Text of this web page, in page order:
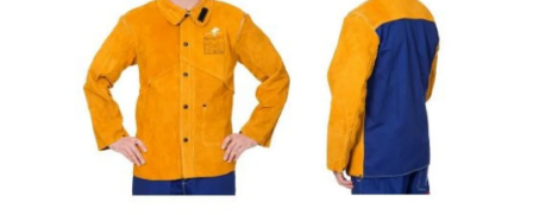
hviezdičiek.